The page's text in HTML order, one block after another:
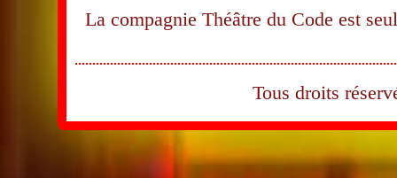
La compagnie Théâtre du Code est
Tous droits